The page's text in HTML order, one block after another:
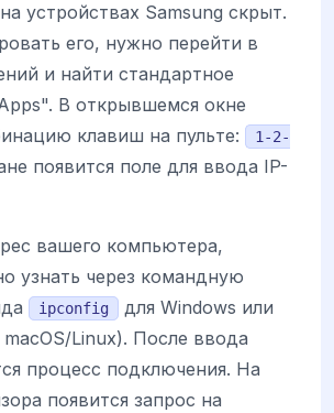
устройствах Samsung скрыт.
его, нужно перейти в
и найти стандартное
В открывшемся окне
клавиш на пульте:
1-2-
появится поле для ввода IP-
вашего компьютера,
узнать через командную
ipconfig для Windows или
macOS/Linux). После ввода
процесс подключения. На
появится запрос на